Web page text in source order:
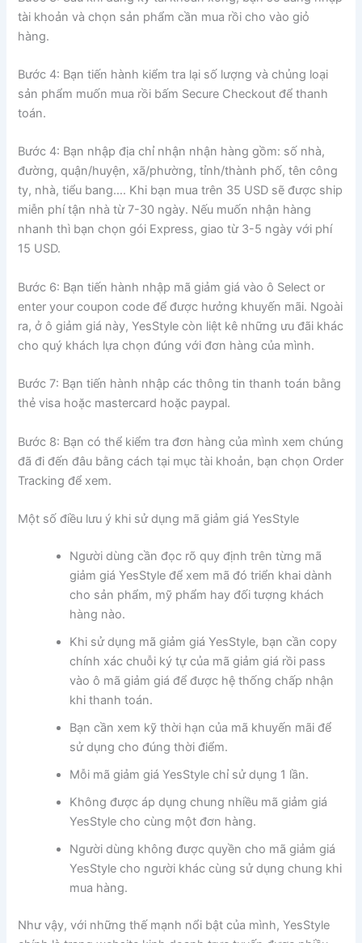
tài khoản và chọn sản phẩm cần mua rồi cho vào giỏ
hàng.
Bước 4: Bạn tiến hành kiểm tra lại số lượng và chủng loại
sản phẩm muốn mua rồi bấm Secure Checkout để thanh
toán.
Bước 4: Bạn nhập địa chỉ nhận nhận hàng gồm: số nhà,
đường, quận/huyện, xã/phường, tỉnh/thành phố, tên công
ty, nhà, tiểu bang…. Khi bạn mua trên 35 USD sẽ được ship
miễn phí tận nhà từ 7-30 ngày. Nếu muốn nhận hàng
nhanh thì bạn chọn gói Express, giao từ 3-5 ngày với phí
15 USD.
Bước 6: Bạn tiến hành nhập mã giảm giá vào ô Select or
enter your coupon code để được hưởng khuyến mãi. Ngoài
ra, ở ô giảm giá này, YesStyle còn liệt kê những ưu đãi khác
cho quý khách lựa chọn đúng với đơn hàng của mình.
Bước 7: Bạn tiến hành nhập các thông tin thanh toán bằng
thẻ visa hoặc mastercard hoặc paypal.
Bước 8: Bạn có thể kiểm tra đơn hàng của mình xem chúng
đã đi đến đâu bằng cách tại mục tài khoản, bạn chọn Order
Tracking để xem.
Một số điều lưu ý khi sử dụng mã giảm giá YesStyle
Người dùng cần đọc rõ quy định trên từng mã
giảm giá YesStyle để xem mã đó triển khai dành
cho sản phẩm, mỹ phẩm hay đối tượng khách
hàng nào.
Khi sử dụng mã giảm giá YesStyle, bạn cần copy
chính xác chuỗi ký tự của mã giảm giá rồi pass
vào ô mã giảm giá để được hệ thống chấp nhận
khi thanh toán.
Bạn cần xem kỹ thời hạn của mã khuyến mãi để
sử dụng cho đúng thời điểm.
Mỗi mã giảm giá YesStyle chỉ sử dụng 1 lần.
Không được áp dụng chung nhiều mã giảm giá
YesStyle cho cùng một đơn hàng.
Người dùng không được quyền cho mã giảm giá
YesStyle cho người khác cùng sử dụng chung khi
mua hàng.
Như vậy, với những thế mạnh nổi bật của mình, YesStyle